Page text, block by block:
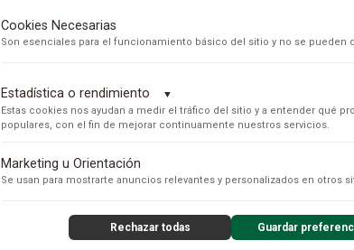
PRECIO ONLINE
Cookies Necesarias
Son esenciales para el funcionamiento básico del sitio y no se pueden
Estadística o rendimiento ▼
Estas cookies nos ayudan a medir el tráfico del sitio y a entender qué
populares, con el fin de mejorar continuamente nuestros servicios.
Adobe Analytics
Utilizamos Adobe Analytics para recopilar datos de uso anónimos, lo que nos
los usuarios.
ContentSquare
Marketing u Orientación
Se usan para mostrarte anuncios relevantes y personalizados en otros
Rechazar todas Guardar